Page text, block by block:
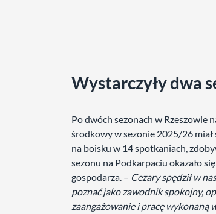
Wystarczyły dwa
Po dwóch sezonach w Rzeszowie
środkowy w sezonie 2025/26
na boisku w 14 spotkaniach,
sezonu na Podkarpaciu okazało
gospodarza. – Cezary spędził w
poznać jako zawodnik spokojny,
zaangażowanie i pracę wykonaną